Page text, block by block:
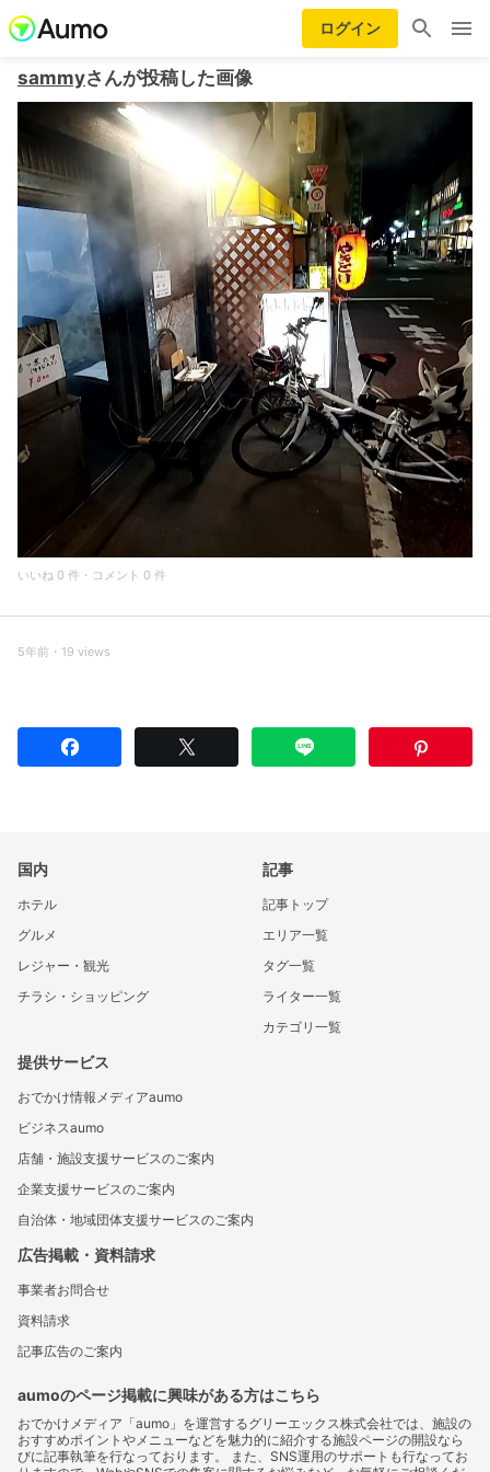
ログイン
sammyさんが投稿した画像
いいね 0 件・コメント 0 件
5年前・19 views
国内
ホテル
グルメ
レジャー・観光
チラシ・ショッピング
記事
記事トップ
エリア一覧
タグ一覧
ライター一覧
カテゴリ一覧
提供サービス
おでかけ情報メディアaumo
ビジネスaumo
店舗・施設支援サービスのご案内
企業支援サービスのご案内
自治体・地域団体支援サービスのご案内
広告掲載・資料請求
事業者お問合せ
資料請求
記事広告のご案内
aumoのページ掲載に興味がある方はこちら
おでかけメディア「aumo」を運営するグリーエックス株式会社では、施設の
おすすめポイントやメニューなどを魅力的に紹介する施設ページの開設なら
びに記事執筆を行なっております。 また、SNS運用のサポートも行なってお